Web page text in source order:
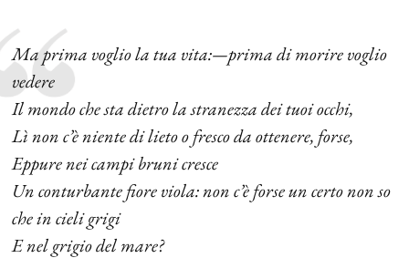
Ma prima voglio la tua vita:—prima di morire voglio
vedere
Il mondo che sta dietro la stranezza dei tuoi occhi,
Lì non c’è niente di lieto o fresco da ottenere, forse,
Eppure nei campi bruni cresce
Un conturbante fiore viola: non c’è forse un certo non so
che in cieli grigi
E nel grigio del mare?